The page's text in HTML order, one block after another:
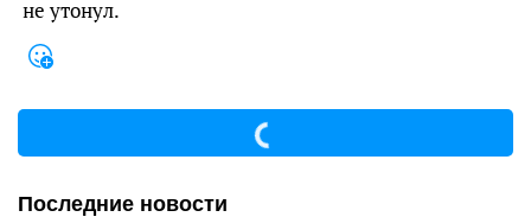
не утонул.
Последние новости